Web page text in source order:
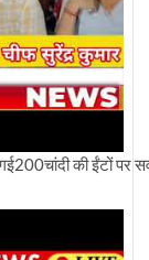
की ईंटों पर